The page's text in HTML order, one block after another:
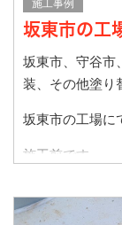
施工事例
坂東市の工
坂東市、守谷市
装、その他塗り
坂東市の工場に
施工前です